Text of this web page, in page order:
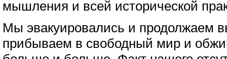
мышления и всей исторической
Мы эвакуировались и продолжаем
прибываем в свободный мир и